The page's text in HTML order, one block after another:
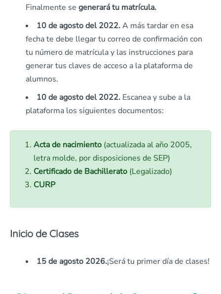
Finalmente se generará tu matrícula.
10 de agosto del 2022.A más tardar en esa
fecha te debe llegar tu correo de confirmación con
tu número de matrícula y las instrucciones para
generar tus claves de acceso a la plataforma de
alumnos.
10 de agosto del 2022. Escanea y sube a la
plataforma los siguientes documentos:
Acta de nacimiento (actualizada al año 2005,
letra molde, por disposiciones de SEP)
Certificado de Bachillerato (Legalizado)
CURP
Inicio de Clases
15 de agosto 2026.¡Será tu primer día de clases!